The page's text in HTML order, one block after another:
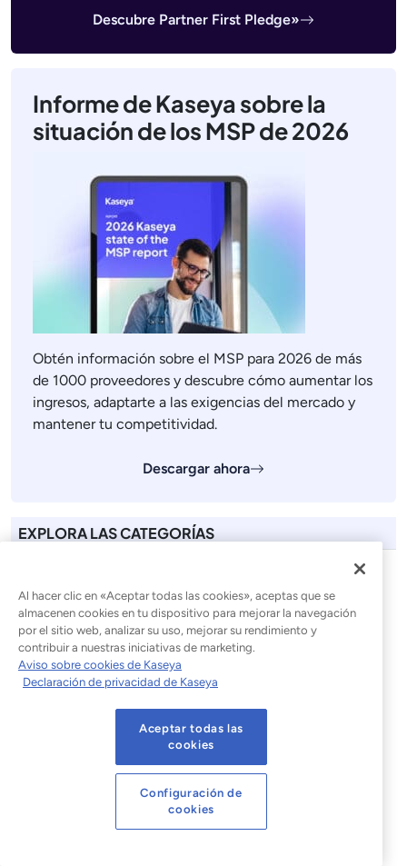
Descubre Partner First Pledge»
Informe de Kaseya sobre la
situación de los MSP de 2026
Obtén información sobre el MSP para 2026 de más
de 1000 proveedores y descubre cómo aumentar los
ingresos, adaptarte a las exigencias del mercado y
mantener tu competitividad.
Descargar ahora
EXPLORA LAS CATEGORÍAS
Copias de seguridad y recuperación
Habilitación empresarial
Ciberseguridad
Documentación
Eventos
Gestión informática
Cumplimiento de la normativa
Gestión de la información y los incidentes de
seguridad (SIEM)
La semana en brechas de seguridad
Al hacer clic en «Aceptar todas las cookies», aceptas que se
almacenen cookies en tu dispositivo para mejorar la navegación
por el sitio web, analizar su uso, mejorar su rendimiento y
contribuir a nuestras iniciativas de marketing.
Aviso sobre cookies de Kaseya
Declaración de privacidad de Kaseya
Aceptar todas las
cookies
Configuración de
cookies